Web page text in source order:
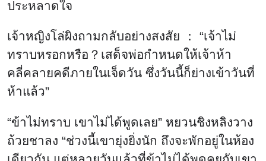
ประหลาดใจ
เจ้าหญิงโล่ผิงถามกลับอย่างสงสัย ： “เจ้าไม่
ทราบหรอกหรือ？เสด็จพ่อกำหนดให้เจ้าห้า
คลี่คลายคดีภายในเจ็ดวัน ซึ่งวันนี้ก็ย่างเข้าวันที่
ห้าแล้ว”
“ข้าไม่ทราบ เขาไม่ได้พูดเลย” หยวนชิงหลิงวาง
ถ้วยชาลง “ช่วงนี้เขายุ่งยิ่งนัก ถึงจะพักอยู่ในห้อง